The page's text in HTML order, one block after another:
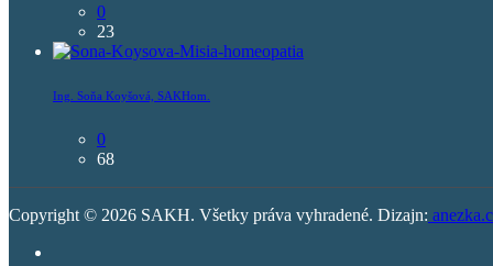
0
23
Ing. Soňa Koyšová, SAKHom.
0
68
Copyright © 2026 SAKH. Všetky práva vyhradené. Dizajn: